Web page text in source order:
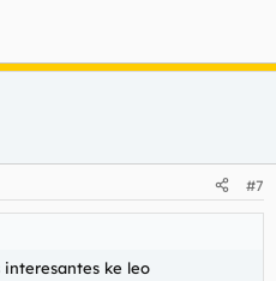
#7
interesantes ke leo